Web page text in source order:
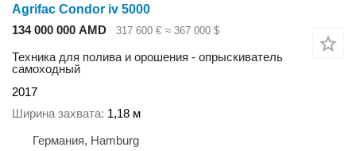
Agrifac Condor iv 5000
134 000 000 AMD
317 600 € ≈ 367 000 $
Техника для полива и орошения - опрыскиватель
самоходный
2017
Ширина захвата 1,18 м
Германия, Hamburg